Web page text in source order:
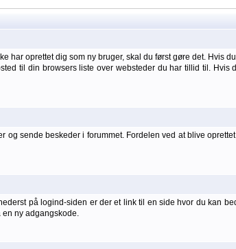
oprettet dig som ny bruger, skal du først gøre det. Hvis
til din browsers liste over websteder du har tillid til. Hvis
sende beskeder i forummet. Fordelen ved at blive
på logind-siden er der et link til en side hvor du kan
en ny adgangskode.